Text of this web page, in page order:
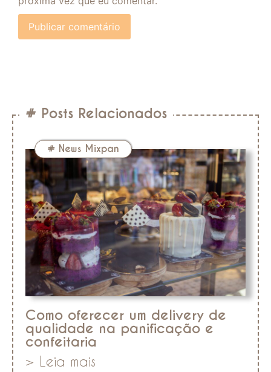
# Posts Relacionados
# News Mixpan
Como oferecer um delivery de
qualidade na panificação e
confeitaria
> Leia mais